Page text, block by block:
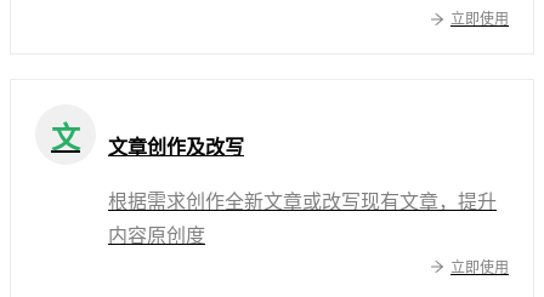
立即使用
文 文章创作及改写
根据需求创作全新文章或改写现有文章，提升
内容原创度
立即使用